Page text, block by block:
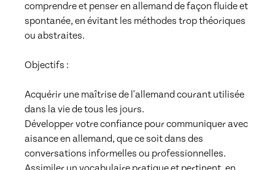
comprendre et penser en allemand de façon fluide et
spontanée, en évitant les méthodes trop théoriques
ou abstraites.
Objectifs :
Acquérir une maîtrise de l'allemand courant utilisée
dans la vie de tous les jours.
Développer votre confiance pour communiquer avec
aisance en allemand, que ce soit dans des
conversations informelles ou professionnelles.